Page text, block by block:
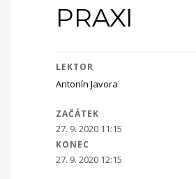
PRAXI
LEKTOR
Antonín Javora
ZAČÁTEK
27. 9. 2020 11:15
KONEC
27. 9. 2020 12:15